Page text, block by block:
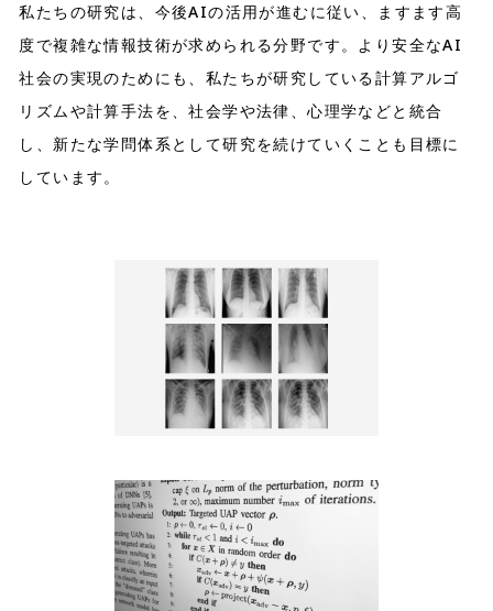
私たちの研究は、今後AIの活用が進むに従い、ますます高
度で複雑な情報技術が求められる分野です。より安全なAI
社会の実現のためにも、私たちが研究している計算アルゴ
リズムや計算手法を、社会学や法律、心理学などと統合
し、新たな学問体系として研究を続けていくことも目標に
しています。